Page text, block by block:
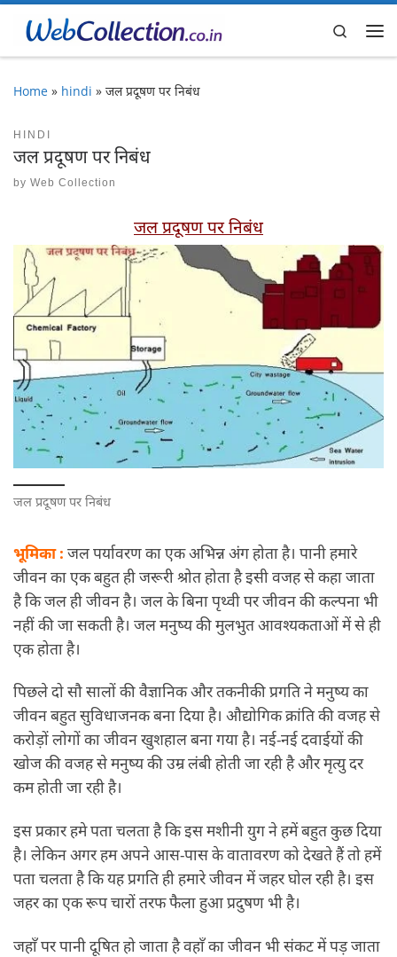
Skip to content
Search
Home » hindi » जल प्रदूषण पर निबंध
HINDI
जल प्रदूषण पर निबंध
by Web Collection
जल प्रदूषण पर निबंध
जल प्रदूषण पर निबंध
भूमिका : जल पर्यावरण का एक अभिन्न अंग होता है। पानी हमारे
जीवन का एक बहुत ही जरूरी श्रोत होता है इसी वजह से कहा जाता
है कि जल ही जीवन है। जल के बिना पृथ्वी पर जीवन की कल्पना भी
नहीं की जा सकती है। जल मनुष्य की मुलभुत आवश्यकताओं में से ही
एक होता है।
पिछले दो सौ सालों की वैज्ञानिक और तकनीकी प्रगति ने मनुष्य का
जीवन बहुत सुविधाजनक बना दिया है। औद्योगिक क्रांति की वजह से
करोड़ों लोगों का जीवन खुशहाल बना गया है। नई-नई दवाईयों की
खोज की वजह से मनुष्य की उम्र लंबी होती जा रही है और मृत्यु दर
कम होती जा रही है।
इस प्रकार हमे पता चलता है कि इस मशीनी युग ने हमें बहुत कुछ दिया
है। लेकिन अगर हम अपने आस-पास के वातावरण को देखते हैं तो हमें
पता चलता है कि यह प्रगति ही हमारे जीवन में जहर घोल रही है। इस
जहर का एक रूप चारों तरफ फैला हुआ प्रदुषण भी है।
जहाँ पर पानी दूषित हो जाता है वहाँ का जीवन भी संकट में पड़ जाता